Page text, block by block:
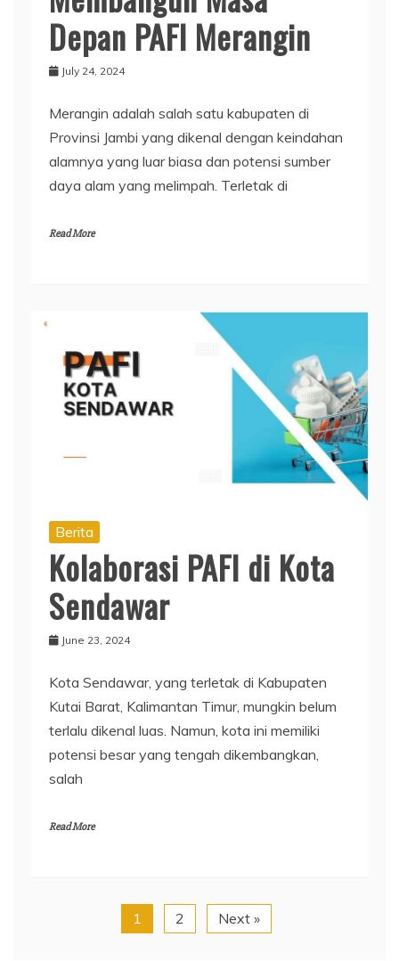
Depan PAFI Merangin
July 24, 2024
Merangin adalah salah satu kabupaten di
Provinsi Jambi yang dikenal dengan keindahan
alamnya yang luar biasa dan potensi sumber
daya alam yang melimpah. Terletak di
Read More
Berita
Kolaborasi PAFI di Kota
Sendawar
June 23, 2024
Kota Sendawar, yang terletak di Kabupaten
Kutai Barat, Kalimantan Timur, mungkin belum
terlalu dikenal luas. Namun, kota ini memiliki
potensi besar yang tengah dikembangkan,
salah
Read More
1 2 Next »